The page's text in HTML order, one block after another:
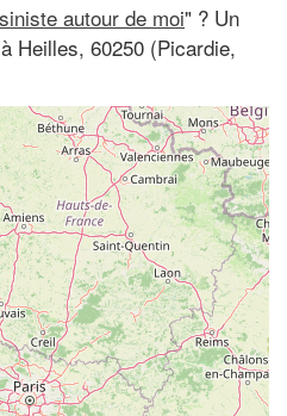
autour de moi" ? Un
Heilles, 60250 (Picardie,